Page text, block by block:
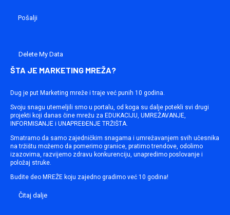
Delete My Data
ŠTA JE MARKETING MREŽA?
Dug je put Marketing mreže i traje već punih 10 godina.
Svoju snagu utemeljili smo u portalu, od koga su dalje potekli svi drugi
projekti koji danas čine mrežu za EDUKACIJU, UMREŽAVANJE,
INFORMISANJE i UNAPREĐENJE TRŽIŠTA.
Smatramo da samo zajedničkim snagama i umrežavanjem svih učesnika
na tržištu možemo da pomerimo granice, pratimo trendove, odolimo
izazovima, razvijemo zdravu konkurenciju, unapredimo poslovanje i
položaj struke.
Budite deo MREŽE koju zajedno gradimo već 10 godina!
Čitaj dalje